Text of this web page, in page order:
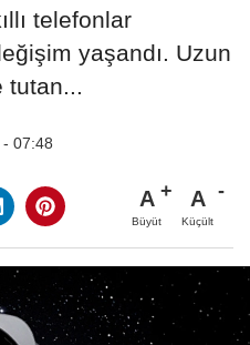
telefonlar
yaşandı. Uzun
tutan...
07:48
A
Büyüt
A
Küçült